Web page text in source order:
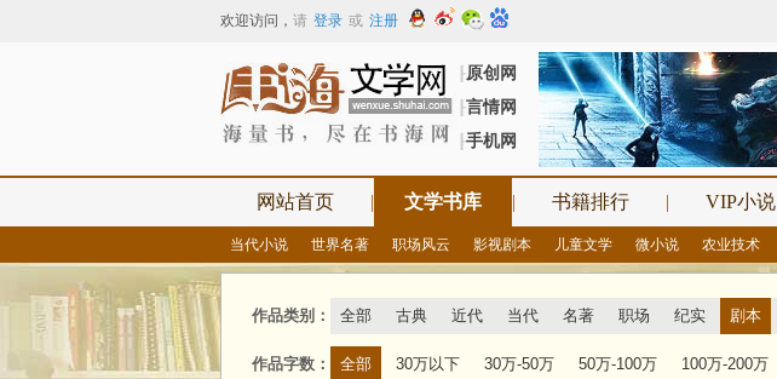
欢迎访问 ， 请 登录 或 注册
┠原创网
┠言情网
┠手机网
网站首页 | 文学书库 | 书籍排行 | VIP小说
当代小说 世界名著 职场风云 影视剧本 儿童文学 微小说 农业技术
作品类别： 全部 古典 近代 当代 名著 职场 纪实 剧本
作品字数： 全部 30万以下 30万-50万 50万-100万 100万-200万